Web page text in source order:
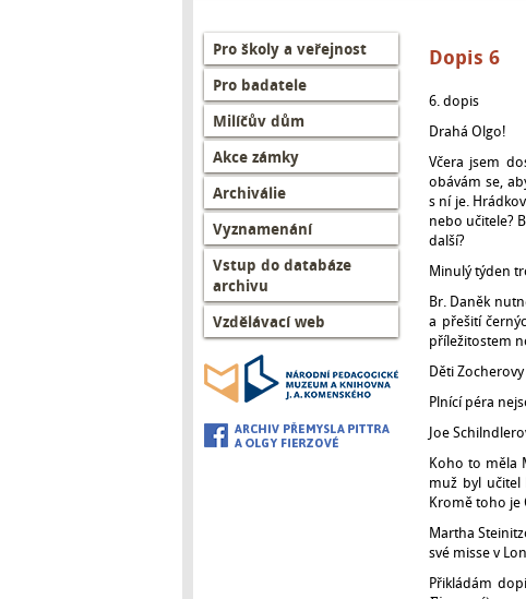
Left
menu
CZ
Pro školy a veřejnost
Pro badatele
Milíčův dům
Akce zámky
Archiválie
Vyznamenání
Vstup do databáze
archivu
Vzdělávací web
Dopis 6
6.
Drahá Olgo!
Včera jsem
obávám se,
s ní je.
nebo učitele?
další?
Minulý týden
Br. Daněk
a přešití
příležitostem
Děti
Plnící péra
Joe
Koho to měla
muž byl
Kromě toho je
Martha
své misse v
Přikládám